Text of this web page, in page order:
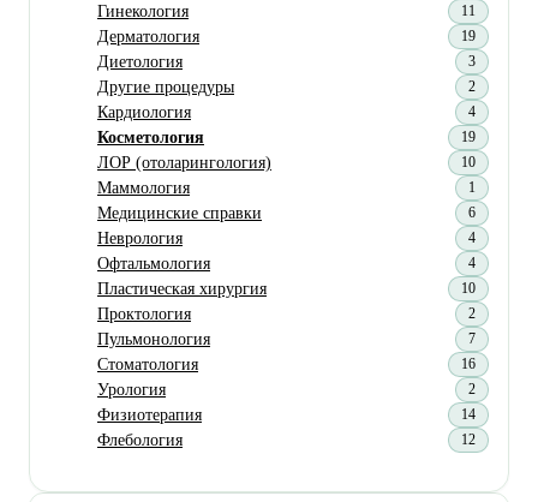
Гинекология 11
Дерматология 19
Диетология 3
Другие процедуры 2
Кардиология 4
Косметология 19
ЛОР (отоларингология) 10
Маммология 1
Медицинские справки 6
Неврология 4
Офтальмология 4
Пластическая хирургия 10
Проктология 2
Пульмонология 7
Стоматология 16
Урология 2
Физиотерапия 14
Флебология 12